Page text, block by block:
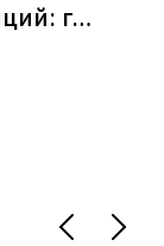
Абонемент №1 «35 лет традиций: главные события сезона»